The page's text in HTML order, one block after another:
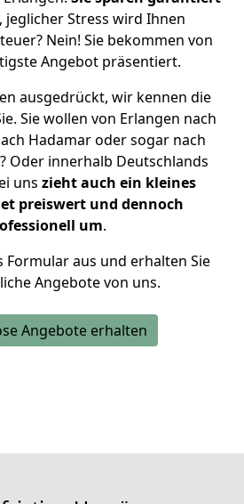
, jeglicher Stress wird Ihnen
Nein! Sie bekommen von
Angebot präsentiert.
ausgedrückt, wir kennen die
Sie wollen von Erlangen nach
Hadamar oder sogar nach
Oder innerhalb Deutschlands
uns zieht auch ein kleines
preiswert und dennoch
um.
Formular aus und erhalten Sie
Angebote von uns.
Angebote erhalten